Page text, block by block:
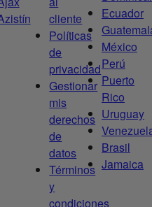
cliente
Políticas
de
privacidad
Gestionar
mis
derechos
de
datos
Términos
y
condiciones
Ecuador
México
Perú
Puerto
Rico
Uruguay
Brasil
Jamaica